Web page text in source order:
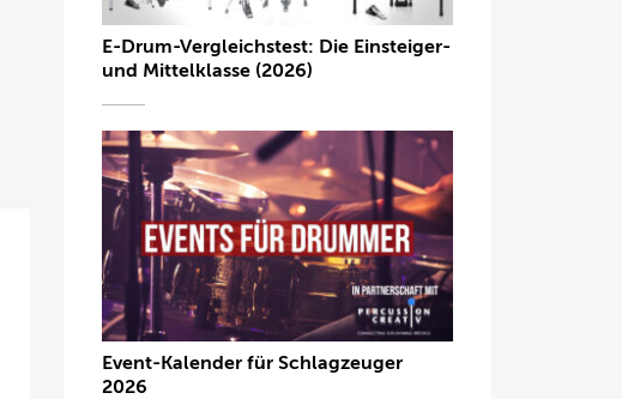
E-Drum-Vergleichstest: Die Einsteiger-
und Mittelklasse (2026)
Event-Kalender für Schlagzeuger
2026